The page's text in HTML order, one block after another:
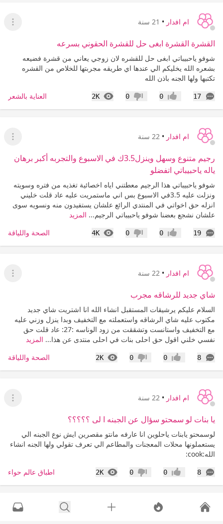
ام افدار • 21 سنة
عرض
القشرة القشرة ابغى حل للقشرة الحقوني بسرعه
شوفو ياحبيباتي ابغى حل للقشره لان زوجي يعاني من قشرة فضيعه
بشعره الله يخليكم الي عندها اي طريقه مجربتها للخلاص من القشره
تكتبها ولها الجنه باذن الله
17
التعليقات إعجاب0 عدم إعجاب
0
2K
المشاهدات العناية بالشعر
ام افدار • 22 سنة
عرض
رجيم متنوع وسهل وينزل3.5ك في الاسبوع والتجربه أكبر برهان
ياله ياحبيباتي اتفضلو
شوفو ياحبيباتي هذا الرجيم معطتني اياه اخصائية تغذيه من فتره وسويته
ونزلت عليه 3.5في الاسبوع بس اني ماستمريت عليه عاد قلت خليني
انزله حق اخواتي في المنتدي الرائع علشان يستفيدون منه ونسويه سوى
علشان نشجع بعضنا شوفو ياحبيباتي الرجيم... المزيد
19
التعليقات إعجاب0 عدم إعجاب
0
4K
المشاهدات الصحة واللياقة
ام افدار • 22 سنة
عرض
شاي جديد للرشاقه مجرب
السلام عليكم يرشيقات المستقبل انشاء الله انا اشتريت شاي جديد
مكتوب عليه شاي الرشاقه واستعملته مع التخفيف وبدا ينزل وزني عليه
مع التخفيف واستانست وتشققت من زود الوناسه :27: عاد قلت حق
نفسي خلني اقول حق احلى بنات في احلى منتدى عن هذا... المزيد
8
التعليقات إعجاب0 عدم إعجاب
0
2K
المشاهدات الصحة واللياقة
ام افدار • 22 سنة
عرض
يا بنات لو سمحتو سؤال عن الجبنه ا لى ؟؟؟؟؟
لوسمحتو يابنات ياحلوين انا عارفه مانتو مقصرين ايش نوع الجبنه الي
يستعملونها محلات المعجنات والمطاعم الي تعرف تقولي ولها الجنه انشاء
الله:cook:
8
التعليقات إعجاب0 عدم إعجاب
0
2K
المشاهدات اطباق عالم حواء